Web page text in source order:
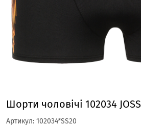
Шорти чоловічі 102034 JOSS
Артикул: 102034*SS20